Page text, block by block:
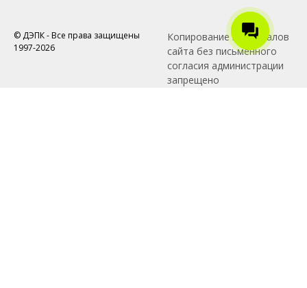
© ДЭПК - Все права защищены
1997-2026
Копирование материалов
сайта без письменного
согласия администрации
запрещено